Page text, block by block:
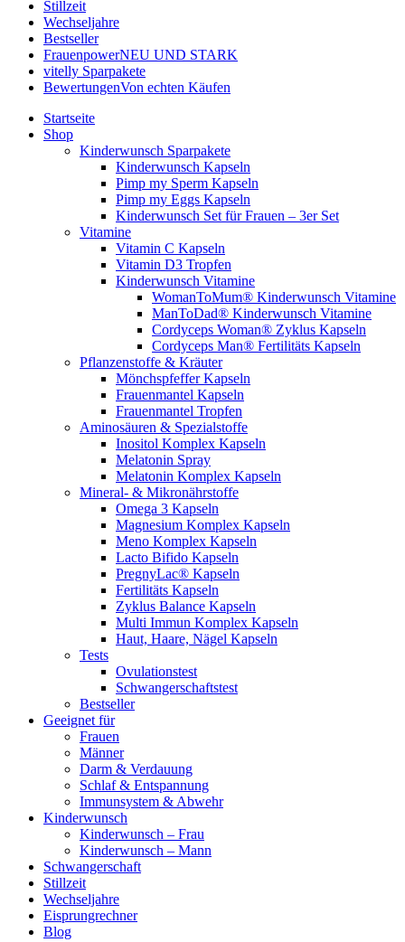
Stillzeit
Wechseljahre
Bestseller
FrauenpowerNEU UND STARK
vitelly Sparpakete
BewertungenVon echten Käufen
Startseite
Shop
Kinderwunsch Sparpakete
Kinderwunsch Kapseln
Pimp my Sperm Kapseln
Pimp my Eggs Kapseln
Kinderwunsch Set für Frauen – 3er Set
Vitamine
Vitamin C Kapseln
Vitamin D3 Tropfen
Kinderwunsch Vitamine
WomanToMum® Kinderwunsch Vitamine
ManToDad® Kinderwunsch Vitamine
Cordyceps Woman® Zyklus Kapseln
Cordyceps Man® Fertilitäts Kapseln
Pflanzenstoffe & Kräuter
Mönchspfeffer Kapseln
Frauenmantel Kapseln
Frauenmantel Tropfen
Aminosäuren & Spezialstoffe
Inositol Komplex Kapseln
Melatonin Spray
Melatonin Komplex Kapseln
Mineral- & Mikronährstoffe
Omega 3 Kapseln
Magnesium Komplex Kapseln
Meno Komplex Kapseln
Lacto Bifido Kapseln
PregnyLac® Kapseln
Fertilitäts Kapseln
Zyklus Balance Kapseln
Multi Immun Komplex Kapseln
Haut, Haare, Nägel Kapseln
Tests
Ovulationstest
Schwangerschaftstest
Bestseller
Geeignet für
Frauen
Männer
Darm & Verdauung
Schlaf & Entspannung
Immunsystem & Abwehr
Kinderwunsch
Kinderwunsch – Frau
Kinderwunsch – Mann
Schwangerschaft
Stillzeit
Wechseljahre
Eisprungrechner
Blog